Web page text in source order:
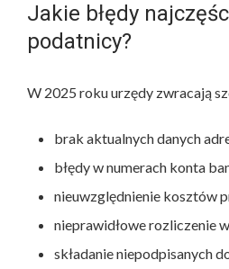
Jakie błędy
podatnicy?
W 2025 roku urzędy zwracają
brak aktualnych danych
błędy w numerach konta
nieuwzględnienie kosztów
nieprawidłowe rozliczenie
składanie niepodpisanych